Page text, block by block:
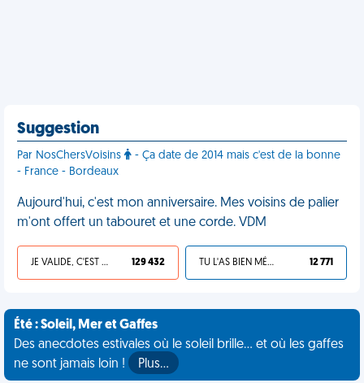
Suggestion
Par NosChersVoisins
- Ça date de 2014 mais c'est de la bonne
- France - Bordeaux
Aujourd'hui, c'est mon anniversaire. Mes voisins de palier
m'ont offert un tabouret et une corde. VDM
JE VALIDE, C'EST UNE VDM 129 432 TU L'AS BIEN MÉRITÉ 12 771
Été : Soleil, Mer et Gaffes
Des anecdotes estivales où le soleil brille... et où les gaffes
ne sont jamais loin !
Plus…